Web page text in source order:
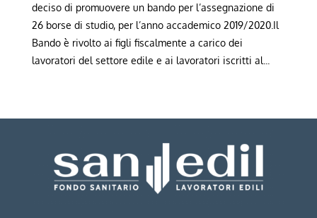
deciso di promuovere un bando per l’assegnazione di
26 borse di studio, per l’anno accademico 2019/2020.Il
Bando è rivolto ai figli fiscalmente a carico dei
lavoratori del settore edile e ai lavoratori iscritti al...